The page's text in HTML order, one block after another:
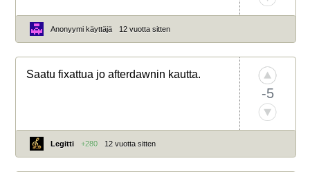
Anonyymi käyttäjä 12 vuotta sitten
Saatu fixattua jo afterdawnin kautta.
-5
Legitti +280 12 vuotta sitten